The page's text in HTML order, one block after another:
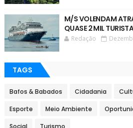
M/S VOLENDAM
QUASE 2 MIL
Redação
TAGS
Bafos & Babados Cidadania
Esporte Meio Ambiente
Social Turismo